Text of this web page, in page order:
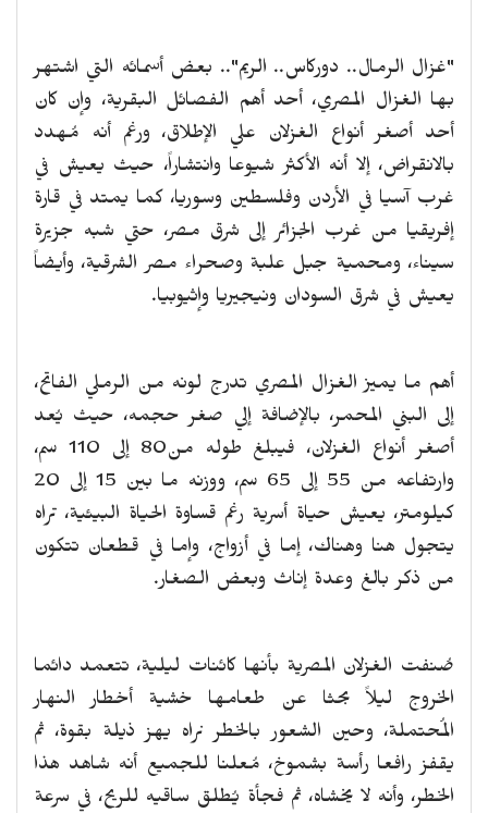
"غزال الرمال.. دوركاس.. الريم".. بعض أسمائه التي اشتهر
بها الغزال المصري، أحد أهم الفصائل البقرية، وإن كان
أحد أصغر أنواع الغزلان علي الإطلاق، ورغم أنه مُهدد
بالانقراض، إلا أنه الأكثر شيوعا وانتشاراً، حيث يعيش في
غرب آسيا في الأردن وفلسطين وسوريا، كما يمتد في قارة
إفريقيا من غرب الجزائر إلى شرق مصر، حتي شبه جزيرة
سيناء، ومحمية جبل علبة وصحراء مصر الشرقية، وأيضاً
يعيش في شرق السودان ونيجيريا وإثيوبيا.
أهم ما يميز الغزال المصري تدرج لونه من الرملي الفاتح،
إلى البني المحمر، بالإضافة إلي صغر حجمه، حيث يُعد
أصغر أنواع الغزلان، فيبلغ طوله من80 إلى 110 سم،
وارتفاعه من 55 إلى 65 سم، ووزنه ما بين 15 إلى 20
كيلومتر، يعيش حياة أسرية رغم قساوة الحياة البيئية، تراه
يتجول هنا وهناك، إما في أزواج، وإما في قطعان تتكون
من ذكر بالغ وعدة إناث وبعض الصغار.
صُنفت الغزلان المصرية بأنها كائنات ليلية، تتعمد دائما
الخروج ليلاً بحثا عن طعامها خشية أخطار النهار
المُحتملة، وحين الشعور بالخطر نراه يهز ذيلة بقوة، ثم
يقفز رافعا رأسة بشموخ، مُعلنا للجميع أنه شاهد هذا
الخطر، وأنه لا يخشاه، ثم فجأة يُطلق ساقيه للريح، في سرعة